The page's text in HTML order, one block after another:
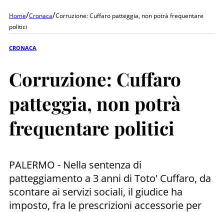
Home/Cronaca/Corruzione: Cuffaro patteggia, non potrà frequentare
politici
CRONACA
Corruzione: Cuffaro
patteggia, non potrà
frequentare politici
PALERMO - Nella sentenza di
patteggiamento a 3 anni di Toto' Cuffaro, da
scontare ai servizi sociali, il giudice ha
imposto, fra le prescrizioni accessorie per